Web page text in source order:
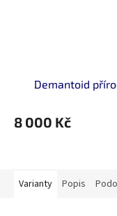
Demantoid
8 000 Kč
Varianty Popis